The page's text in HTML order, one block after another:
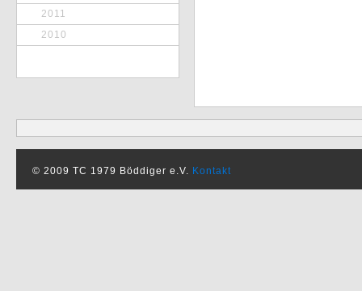
2011
2010
© 2009 TC 1979 Böddiger e.V. Kontakt